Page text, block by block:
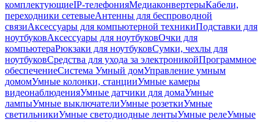
комплектующиеIP-телефонияМедиаконвертерыКабели,
переходники сетевыеАнтенны для беспроводной
связиАксессуары для компьютерной техникиПодставки для
ноутбуковАксессуары для ноутбуковОчки для
компьютераРюкзаки для ноутбуковСумки, чехлы для
ноутбуковСредства для ухода за электроникойПрограммное
обеспечениеСистема Умный домУправление умным
домомУмные колонки, станцииУмные камеры
видеонаблюденияУмные датчики для домаУмные
лампыУмные выключателиУмные розеткиУмные
светильникиУмные светодиодные лентыУмные релеУмные